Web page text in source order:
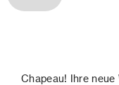
Chapeau! Ihre